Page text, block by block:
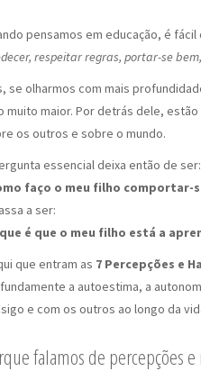
pensamos em educação, é
respeitar regras, portar-se
se olharmos com mais
muito maior. Por detrás dele,
os outros e sobre o mundo.
essencial deixa então de ser:
faço o meu filho comportar-
a ser:
que é que o meu filho está a
que entram as 7 Percepções e
a autoestima, a
e com os outros ao longo da
falamos de percepções